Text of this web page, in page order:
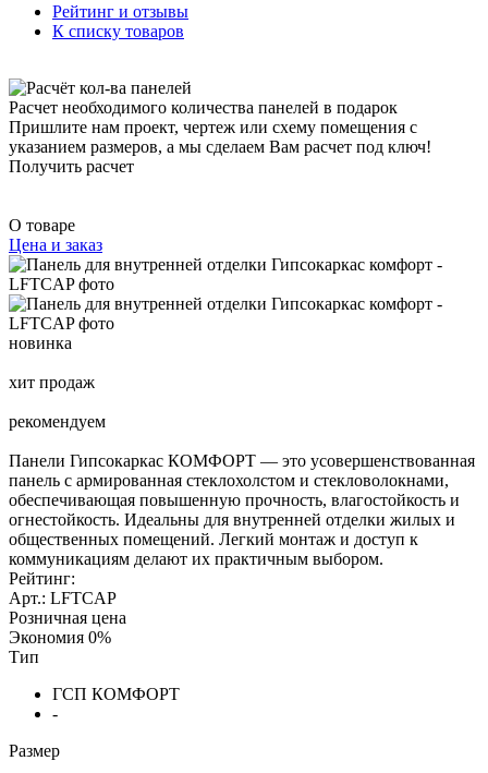
Рейтинг и отзывы
К списку товаров
Расчет необходимого количества панелей в подарок
Пришлите нам проект, чертеж или схему помещения с
указанием размеров, а мы сделаем Вам расчет под ключ!
Получить расчет
О товаре
Цена и заказ
новинка
хит продаж
рекомендуем
Панели Гипсокаркас КОМФОРТ — это усовершенствованная
панель с армированная стеклохолстом и стекловолокнами,
обеспечивающая повышенную прочность, влагостойкость и
огнестойкость. Идеальны для внутренней отделки жилых и
общественных помещений. Легкий монтаж и доступ к
коммуникациям делают их практичным выбором.
Рейтинг:
Арт.: LFTCAP
Розничная цена
Экономия 0%
Тип
ГСП КОМФОРТ
-
Размер